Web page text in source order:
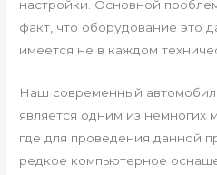
настройки. Основной
факт, что оборудование это
имеется не в каждом
Наш современный
является одним из немногих
где для проведения данной
редкое компьютерное